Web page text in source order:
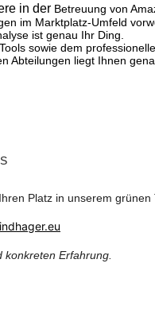
in der Betreuung von
im Marktplatz-Umfeld
ist genau Ihr Ding.
sowie dem
Abteilungen liegt Ihnen
Platz in unserem grünen
Erfahrung.